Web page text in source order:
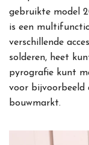
gebruikte model
is een
verschillende
solderen, heet
pyrografie kunt
voor bijvoorbeeld
bouwmarkt.